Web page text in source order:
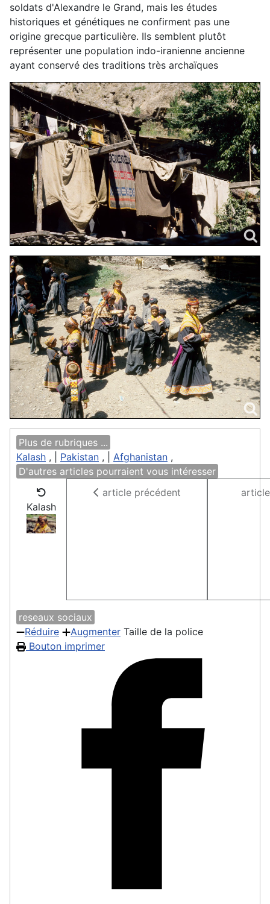
soldats d'Alexandre le Grand, mais les études
historiques et génétiques ne confirment pas une
origine grecque particulière. Ils semblent plutôt
représenter une population indo-iranienne ancienne
ayant conservé des traditions très archaïques
Plus de rubriques ...
Kalash , | Pakistan , | Afghanistan ,
D'autres articles pourraient vous intéresser
Kalash
article précédent
reseaux sociaux
Réduire
Augmenter Taille de la police
Bouton imprimer